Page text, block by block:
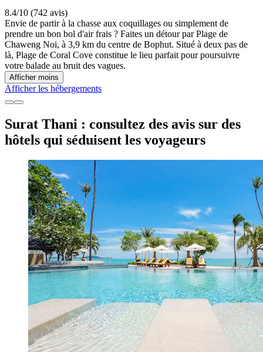
8.4/10 (742 avis)
Envie de partir à la chasse aux coquillages ou simplement de
prendre un bon bol d'air frais ? Faites un détour par Plage de
Chaweng Noi, à 3,9 km du centre de Bophut. Situé à deux pas de
là, Plage de Coral Cove constitue le lieu parfait pour poursuivre
votre balade au bruit des vagues.
Afficher moins
Afficher les hébergements
Surat Thani : consultez des avis sur des
hôtels qui séduisent les voyageurs